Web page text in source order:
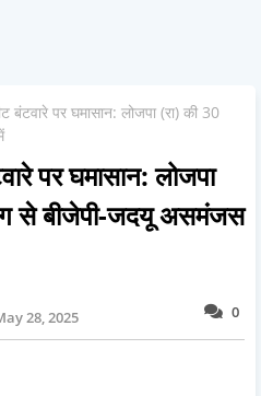
बंटवारे पर घमासान: लोजपा (रा) की 30
पर घमासान: लोजपा
से बीजेपी-जदयू असमंजस
0
28, 2025